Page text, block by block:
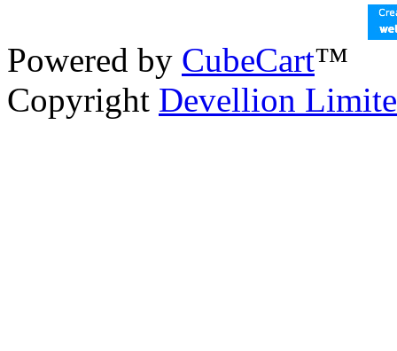
Powered by CubeCart™
Copyright Devellion